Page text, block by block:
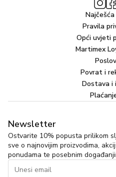
Pravila
Opći uvjeti
Martimex
Povrat i
Dostava i
Newsletter
Ostvarite 10% popusta prilikom
sve o najnovijim proizvodima,
ponudama te posebnim